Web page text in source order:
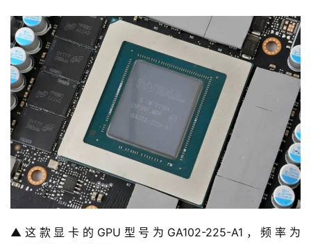
▲这款显卡的GPU型号为GA102-225-A1，频率为